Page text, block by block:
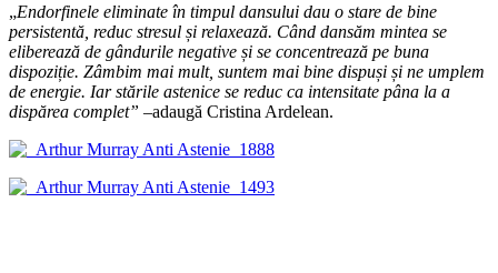
„Endorfinele eliminate în timpul dansului dau o stare de bine
persistentă, reduc stresul și relaxează. Când dansăm mintea se
eliberează de gândurile negative și se concentrează pe buna
dispoziție. Zâmbim mai mult, suntem mai bine dispuși și ne umplem
de energie. Iar stările astenice se reduc ca intensitate pâna la a
dispărea complet” –adaugă Cristina Ardelean.